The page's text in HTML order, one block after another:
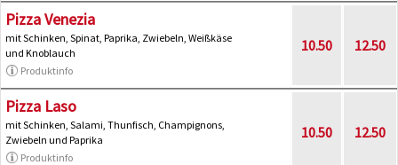
Pizza Venezia
mit Schinken, Spinat, Paprika, Zwiebeln, Weißkäse
und Knoblauch
Produktinfo
10.50 12.50
Pizza Laso
mit Schinken, Salami, Thunfisch, Champignons,
Zwiebeln und Paprika
Produktinfo
10.50 12.50